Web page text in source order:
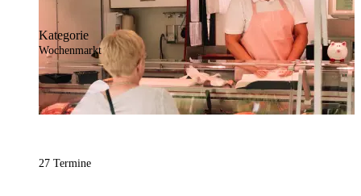
Kategorie
Wochenmarkt
27 Termine